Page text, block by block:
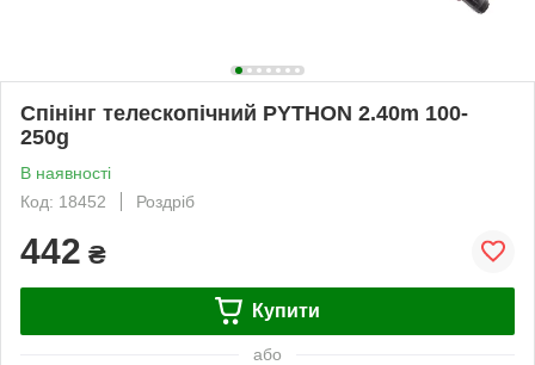
Спінінг телескопічний PYTHON 2.40m 100-
250g
В наявності
Код: 18452
Роздріб
442 ₴
Купити
або